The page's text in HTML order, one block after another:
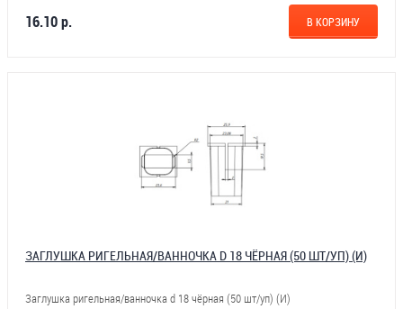
16.10 р. В КОРЗИНУ
ЗАГЛУШКА РИГЕЛЬНАЯ/ВАННОЧКА D 18 ЧЁРНАЯ (50 ШТ/УП) (И)
Заглушка ригельная/ванночка d 18 чёрная (50 шт/уп) (И)